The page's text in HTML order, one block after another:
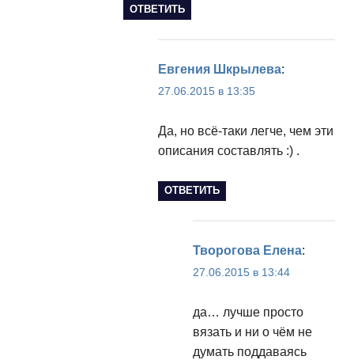
ОТВЕТИТЬ
Евгения Шкрылева:
27.06.2015 в 13:35
Да, но всё-таки легче, чем эти
описания составлять :) .
ОТВЕТИТЬ
Творогова Елена:
27.06.2015 в 13:44
да… лучше просто
вязать и ни о чём не
думать поддаваясь